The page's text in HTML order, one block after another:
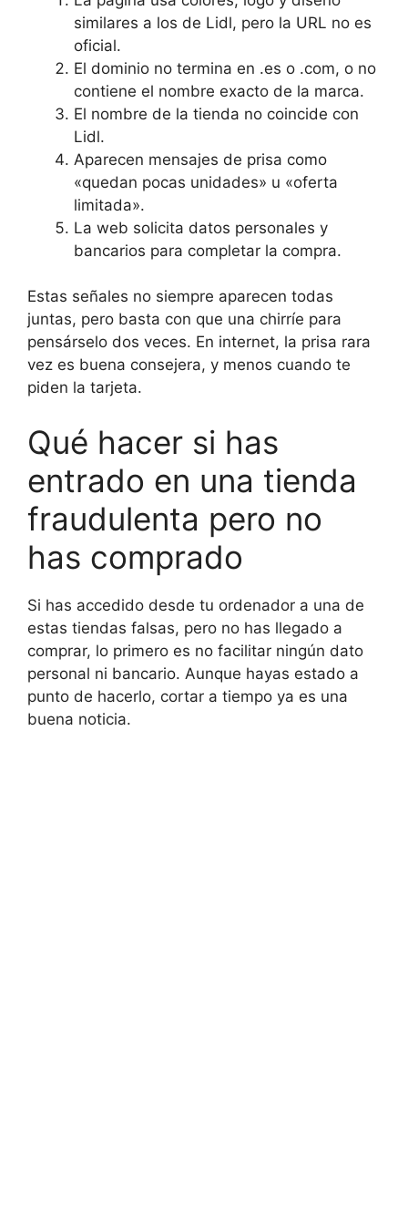
similares a los de Lidl, pero la URL no es
oficial.
El dominio no termina en .es o .com, o no
contiene el nombre exacto de la marca.
El nombre de la tienda no coincide con
Lidl.
Aparecen mensajes de prisa como
«quedan pocas unidades» u «oferta
limitada».
La web solicita datos personales y
bancarios para completar la compra.
Estas señales no siempre aparecen todas
juntas, pero basta con que una chirríe para
pensárselo dos veces. En internet, la prisa rara
vez es buena consejera, y menos cuando te
piden la tarjeta.
Qué hacer si has
entrado en una tienda
fraudulenta pero no
has comprado
Si has accedido desde tu ordenador a una de
estas tiendas falsas, pero no has llegado a
comprar, lo primero es no facilitar ningún dato
personal ni bancario. Aunque hayas estado a
punto de hacerlo, cortar a tiempo ya es una
buena noticia.